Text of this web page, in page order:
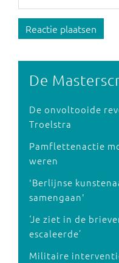
Reactie plaatsen
De
De onvoltooide
Troelstra
Pamflettenactie
weren
'Berlijnse
samengaan'
‘Je ziet in de
escaleerde’
Militaire